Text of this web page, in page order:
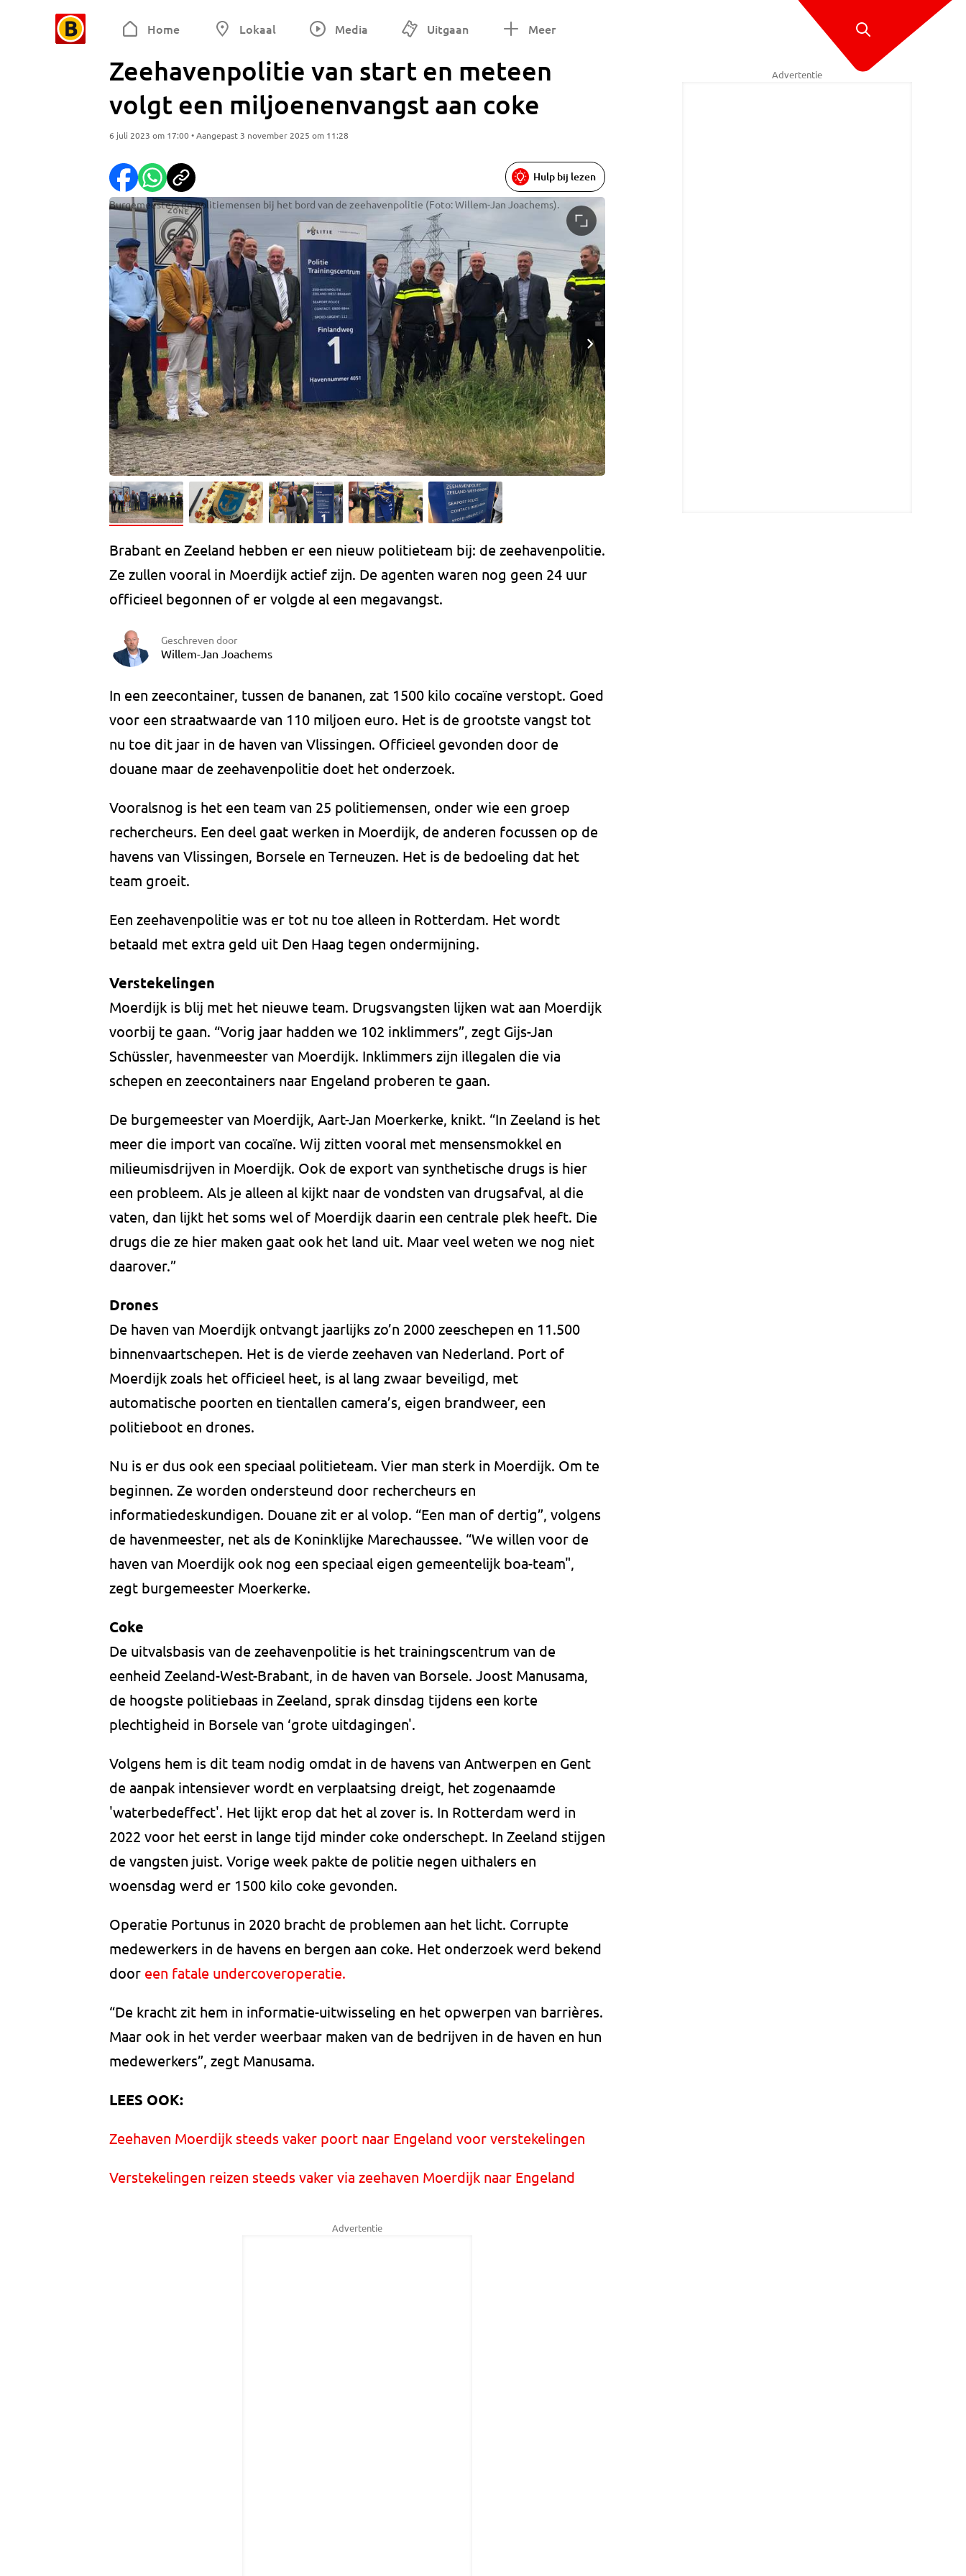
Home Lokaal Media Uitgaan Meer
Zeehavenpolitie van start en meteen
volgt een miljoenenvangst aan coke
6 juli 2023 om 17:00 • Aangepast 3 november 2025 om 11:28
Burgemeesters en politiemensen bij het bord van de zeehavenpolitie (Foto: Willem-Jan Joachems).
Hulp bij lezen
Brabant en Zeeland hebben er een nieuw politieteam bij: de zeehavenpolitie.
Ze zullen vooral in Moerdijk actief zijn. De agenten waren nog geen 24 uur
officieel begonnen of er volgde al een megavangst.
Geschreven door
Willem-Jan Joachems
In een zeecontainer, tussen de bananen, zat 1500 kilo cocaïne verstopt. Goed
voor een straatwaarde van 110 miljoen euro. Het is de grootste vangst tot
nu toe dit jaar in de haven van Vlissingen. Officieel gevonden door de
douane maar de zeehavenpolitie doet het onderzoek.
Vooralsnog is het een team van 25 politiemensen, onder wie een groep
rechercheurs. Een deel gaat werken in Moerdijk, de anderen focussen op de
havens van Vlissingen, Borsele en Terneuzen. Het is de bedoeling dat het
team groeit.
Een zeehavenpolitie was er tot nu toe alleen in Rotterdam. Het wordt
betaald met extra geld uit Den Haag tegen ondermijning.
Verstekelingen
Moerdijk is blij met het nieuwe team. Drugsvangsten lijken wat aan Moerdijk
voorbij te gaan. “Vorig jaar hadden we 102 inklimmers”, zegt Gijs-Jan
Schüssler, havenmeester van Moerdijk. Inklimmers zijn illegalen die via
schepen en zeecontainers naar Engeland proberen te gaan.
De burgemeester van Moerdijk, Aart-Jan Moerkerke, knikt. “In Zeeland is het
meer die import van cocaïne. Wij zitten vooral met mensensmokkel en
milieumisdrijven in Moerdijk. Ook de export van synthetische drugs is hier
een probleem. Als je alleen al kijkt naar de vondsten van drugsafval, al die
vaten, dan lijkt het soms wel of Moerdijk daarin een centrale plek heeft. Die
drugs die ze hier maken gaat ook het land uit. Maar veel weten we nog niet
daarover.”
Drones
De haven van Moerdijk ontvangt jaarlijks zo’n 2000 zeeschepen en 11.500
binnenvaartschepen. Het is de vierde zeehaven van Nederland. Port of
Moerdijk zoals het officieel heet, is al lang zwaar beveiligd, met
automatische poorten en tientallen camera’s, eigen brandweer, een
politieboot en drones.
Nu is er dus ook een speciaal politieteam. Vier man sterk in Moerdijk. Om te
beginnen. Ze worden ondersteund door rechercheurs en
informatiedeskundigen. Douane zit er al volop. “Een man of dertig”, volgens
de havenmeester, net als de Koninklijke Marechaussee. “We willen voor de
haven van Moerdijk ook nog een speciaal eigen gemeentelijk boa-team",
zegt burgemeester Moerkerke.
Coke
De uitvalsbasis van de zeehavenpolitie is het trainingscentrum van de
eenheid Zeeland-West-Brabant, in de haven van Borsele. Joost Manusama,
de hoogste politiebaas in Zeeland, sprak dinsdag tijdens een korte
plechtigheid in Borsele van ‘grote uitdagingen'.
Volgens hem is dit team nodig omdat in de havens van Antwerpen en Gent
de aanpak intensiever wordt en verplaatsing dreigt, het zogenaamde
'waterbedeffect'. Het lijkt erop dat het al zover is. In Rotterdam werd in
2022 voor het eerst in lange tijd minder coke onderschept. In Zeeland stijgen
de vangsten juist. Vorige week pakte de politie negen uithalers en
woensdag werd er 1500 kilo coke gevonden.
Operatie Portunus in 2020 bracht de problemen aan het licht. Corrupte
medewerkers in de havens en bergen aan coke. Het onderzoek werd bekend
door een fatale undercoveroperatie.
“De kracht zit hem in informatie-uitwisseling en het opwerpen van barrières.
Maar ook in het verder weerbaar maken van de bedrijven in de haven en hun
medewerkers”, zegt Manusama.
LEES OOK:
Zeehaven Moerdijk steeds vaker poort naar Engeland voor verstekelingen
Verstekelingen reizen steeds vaker via zeehaven Moerdijk naar Engeland
Advertentie
Advertentie